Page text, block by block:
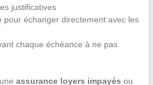
justificatives
pour échanger directement avec les
chaque échéance à ne pas
assurance loyers impayés ou